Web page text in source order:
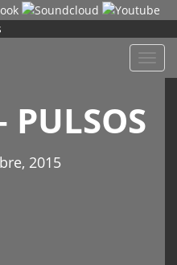
PULSOS
2015